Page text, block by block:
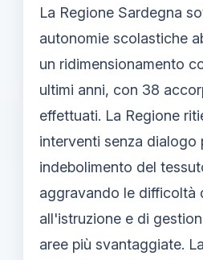
La Regione Sardegna
autonomie scolastiche
un ridimensionamento
ultimi anni, con 38
effettuati. La Regione
interventi senza dialogo
indebolimento del
aggravando le difficoltà
all'istruzione e di
aree più svantaggiate.